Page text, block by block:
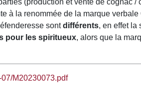
(production et vente de cognac
à la renommée de la marque
sontdifférents, en effet la
pour les spiritueux, alors que la
M20230073.pdf